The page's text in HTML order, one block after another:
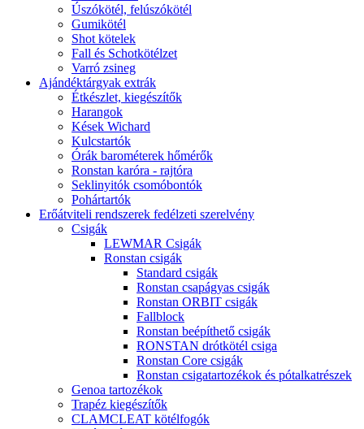
Úszókötél, felúszókötél
Gumikötél
Shot kötelek
Fall és Schotkötélzet
Varró zsineg
Ajándéktárgyak extrák
Étkészlet, kiegészítők
Harangok
Kések Wichard
Kulcstartók
Órák barométerek hőmérők
Ronstan karóra - rajtóra
Seklinyitók csomóbontók
Pohártartók
Erőátviteli rendszerek fedélzeti szerelvény
Csigák
LEWMAR Csigák
Ronstan csigák
Standard csigák
Ronstan csapágyas csigák
Ronstan ORBIT csigák
Fallblock
Ronstan beépíthető csigák
RONSTAN drótkötél csiga
Ronstan Core csigák
Ronstan csigatartozékok és pótalkatrészek
Genoa tartozékok
Trapéz kiegészítők
CLAMCLEAT kötélfogók